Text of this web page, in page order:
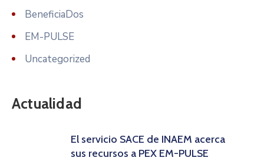
BeneficiaDos
EM-PULSE
Uncategorized
Actualidad
El servicio SACE de INAEM acerca
sus recursos a PEX EM-PULSE